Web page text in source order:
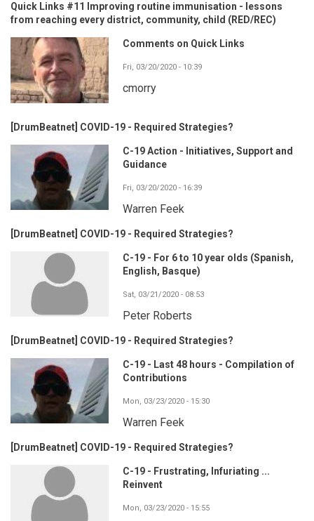
Quick Links #11 Improving routine immunisation - lessons
from reaching every district, community, child (RED/REC)
Comments on Quick Links
Fri, 03/20/2020 - 10:39
cmorry
[DrumBeatnet] COVID-19 - Required Strategies?
C-19 Action - Initiatives, Support and
Guidance
Fri, 03/20/2020 - 16:39
Warren Feek
[DrumBeatnet] COVID-19 - Required Strategies?
C-19 - For 6 to 10 year olds (Spanish,
English, Basque)
Sat, 03/21/2020 - 08:53
Peter Roberts
[DrumBeatnet] COVID-19 - Required Strategies?
C-19 - Last 48 hours - Compilation of
Contributions
Mon, 03/23/2020 - 15:30
Warren Feek
[DrumBeatnet] COVID-19 - Required Strategies?
C-19 - Frustrating, Infuriating ...
Reinvent
Mon, 03/23/2020 - 15:55